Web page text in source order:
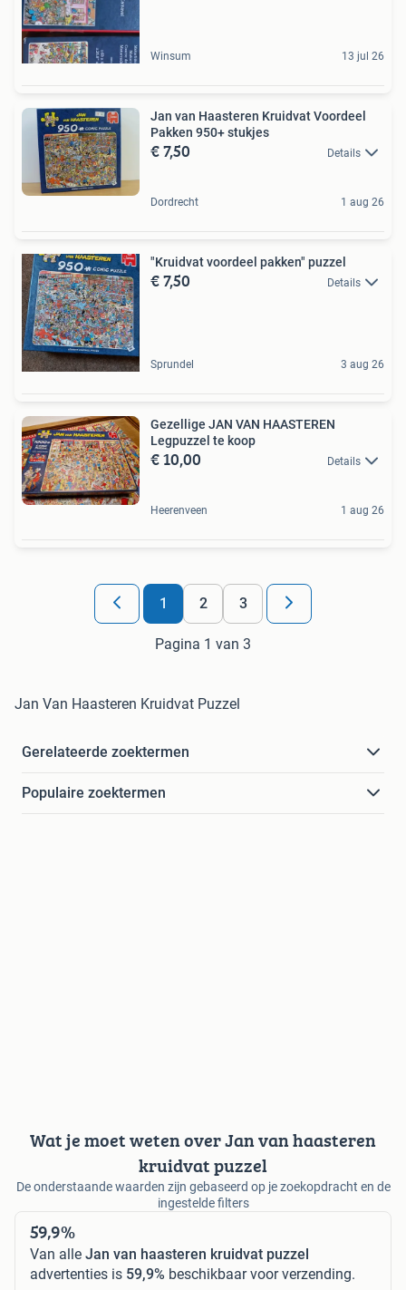
Winsum 13 jul 26
Jan van Haasteren Kruidvat Voordeel
Pakken 950+ stukjes
€ 7,50 Details
Dordrecht 1 aug 26
"Kruidvat voordeel pakken" puzzel
€ 7,50 Details
Sprundel 3 aug 26
Gezellige JAN VAN HAASTEREN
Legpuzzel te koop
€ 10,00 Details
Heerenveen 1 aug 26
1 2 3
Pagina 1 van 3
Jan Van Haasteren Kruidvat Puzzel
Gerelateerde zoektermen
Populaire zoektermen
Wat je moet weten over Jan van haasteren
kruidvat puzzel
De onderstaande waarden zijn gebaseerd op je zoekopdracht en de
ingestelde filters
59,9%
Van alle Jan van haasteren kruidvat puzzel
advertenties is 59,9% beschikbaar voor verzending.